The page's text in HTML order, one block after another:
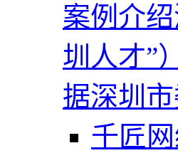
案例介
圳人才”
据深圳
千匠